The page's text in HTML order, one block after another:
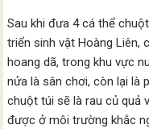
Sau khi đưa 4 cá thể
triển sinh vật Hoàng Liên,
hoang dã, trong khu vực
nửa là sân chơi, còn lại là
chuột túi sẽ là rau củ quả
được ở môi trường khắc